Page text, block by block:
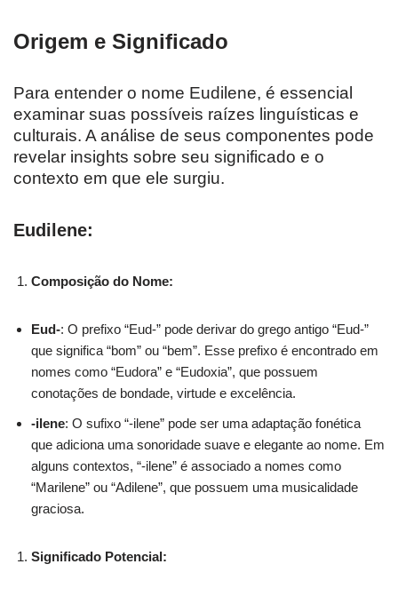
Origem e Significado
Para entender o nome Eudilene, é essencial
examinar suas possíveis raízes linguísticas e
culturais. A análise de seus componentes pode
revelar insights sobre seu significado e o
contexto em que ele surgiu.
Eudilene:
Composição do Nome:
Eud-: O prefixo “Eud-” pode derivar do grego antigo “Eud-”
que significa “bom” ou “bem”. Esse prefixo é encontrado em
nomes como “Eudora” e “Eudoxia”, que possuem
conotações de bondade, virtude e excelência.
-ilene: O sufixo “-ilene” pode ser uma adaptação fonética
que adiciona uma sonoridade suave e elegante ao nome. Em
alguns contextos, “-ilene” é associado a nomes como
“Marilene” ou “Adilene”, que possuem uma musicalidade
graciosa.
Significado Potencial: